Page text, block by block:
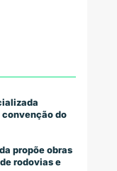
do
propõe obras
rodovias e